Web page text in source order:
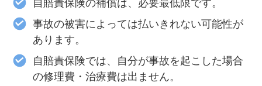
自賠責保険の補償は、必要最低限です。
事故の被害によっては払いきれない可能性が
あります。
自賠責保険では、自分が事故を起こした場合
の修理費・治療費は出ません。